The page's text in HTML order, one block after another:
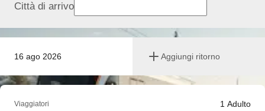
16 ago 2026 Aggiungi ritorno
Città di arrivo
Viaggiatori 1 Adulto